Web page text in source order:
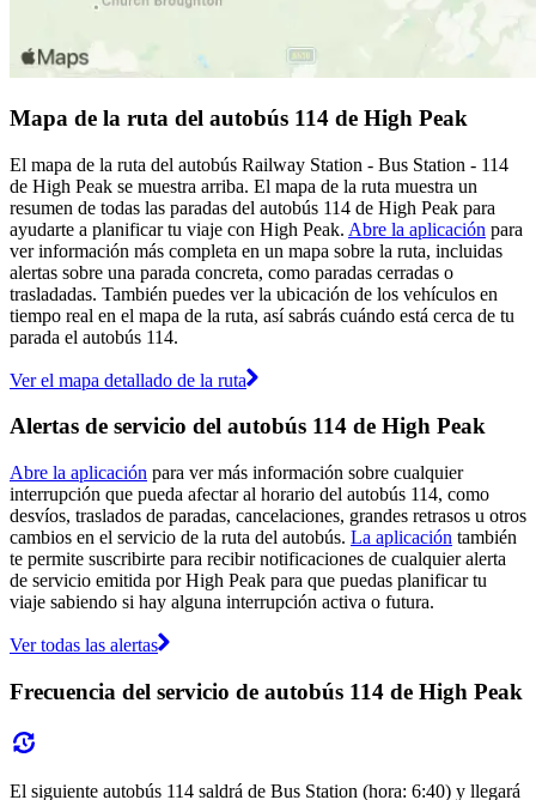
Mapa de la ruta del autobús 114 de High Peak
El mapa de la ruta del autobús Railway Station - Bus Station - 114
de High Peak se muestra arriba. El mapa de la ruta muestra un
resumen de todas las paradas del autobús 114 de High Peak para
ayudarte a planificar tu viaje con High Peak. Abre la aplicación para
ver información más completa en un mapa sobre la ruta, incluidas
alertas sobre una parada concreta, como paradas cerradas o
trasladadas. También puedes ver la ubicación de los vehículos en
tiempo real en el mapa de la ruta, así sabrás cuándo está cerca de tu
parada el autobús 114.
Ver el mapa detallado de la ruta
Alertas de servicio del autobús 114 de High Peak
Abre la aplicación para ver más información sobre cualquier
interrupción que pueda afectar al horario del autobús 114, como
desvíos, traslados de paradas, cancelaciones, grandes retrasos u otros
cambios en el servicio de la ruta del autobús. La aplicación también
te permite suscribirte para recibir notificaciones de cualquier alerta
de servicio emitida por High Peak para que puedas planificar tu
viaje sabiendo si hay alguna interrupción activa o futura.
Ver todas las alertas
Frecuencia del servicio de autobús 114 de High Peak
El siguiente autobús 114 saldrá de Bus Station (hora: 6:40) y llegará